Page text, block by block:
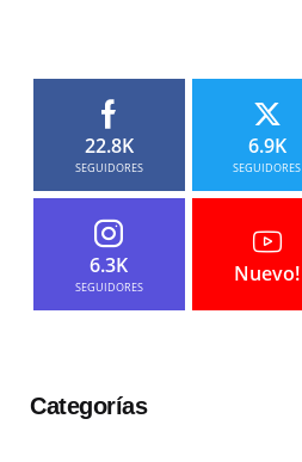
22.8K
SEGUIDORES
6.9K
SEGUIDORES
6.3K
SEGUIDORES
Nuevo!
Categorías